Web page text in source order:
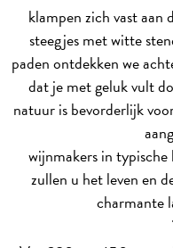
klampen zich vast aan
steegjes met witte
paden ontdekken we
dat je met geluk vult
natuur is bevorderlijk
wijnmakers in
zullen u het leven en
charmante